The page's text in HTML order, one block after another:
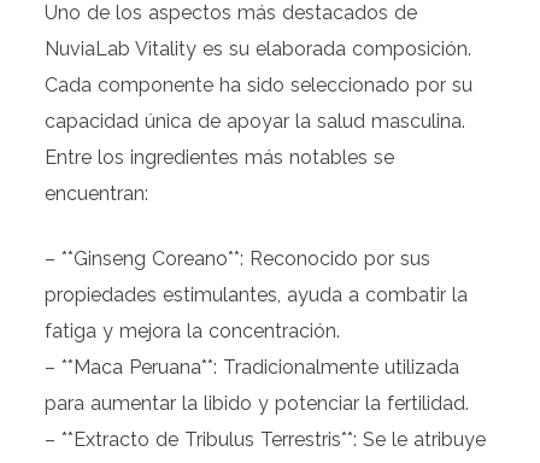
Uno de los aspectos más destacados de
NuviaLab Vitality es su elaborada composición.
Cada componente ha sido seleccionado por su
capacidad única de apoyar la salud masculina.
Entre los ingredientes más notables se
encuentran:
– **Ginseng Coreano**: Reconocido por sus
propiedades estimulantes, ayuda a combatir la
fatiga y mejora la concentración.
– **Maca Peruana**: Tradicionalmente utilizada
para aumentar la libido y potenciar la fertilidad.
– **Extracto de Tribulus Terrestris**: Se le atribuye